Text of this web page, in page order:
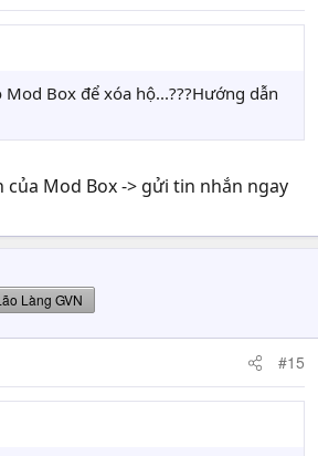
Mod Box để xóa hộ...???Hướng dẫn
của Mod Box -> gửi tin nhắn ngay
Làng GVN
#15